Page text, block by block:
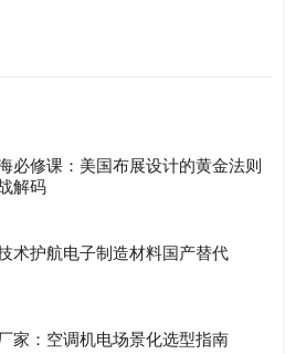
必修课：美国布展设计的黄金法则
解码
术护航电子制造材料国产替代
家：空调机电场景化选型指南